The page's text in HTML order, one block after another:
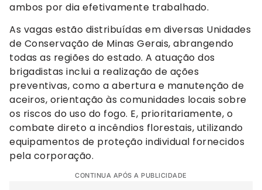
ambos por dia efetivamente trabalhado.
As vagas estão distribuídas em diversas Unidades
de Conservação de Minas Gerais, abrangendo
todas as regiões do estado. A atuação dos
brigadistas inclui a realização de ações
preventivas, como a abertura e manutenção de
aceiros, orientação às comunidades locais sobre
os riscos do uso do fogo. E, prioritariamente, o
combate direto a incêndios florestais, utilizando
equipamentos de proteção individual fornecidos
pela corporação.
CONTINUA APÓS A PUBLICIDADE